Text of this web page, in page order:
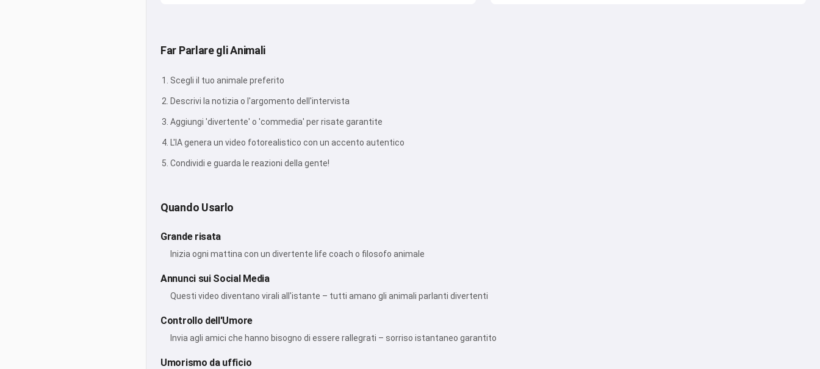
Far Parlare gli Animali
Scegli il tuo animale preferito
Descrivi la notizia o l'argomento dell'intervista
Aggiungi 'divertente' o 'commedia' per risate garantite
L'IA genera un video fotorealistico con un accento autentico
Condividi e guarda le reazioni della gente!
Quando Usarlo
Grande risata
Inizia ogni mattina con un divertente life coach o filosofo animale
Annunci sui Social Media
Questi video diventano virali all'istante – tutti amano gli animali parlanti divertenti
Controllo dell'Umore
Invia agli amici che hanno bisogno di essere rallegrati – sorriso istantaneo garantito
Umorismo da ufficio